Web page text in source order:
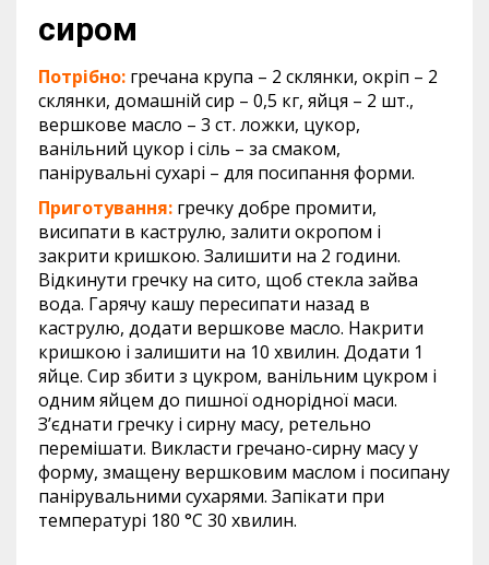
сиром
Потрібно: гречана крупа – 2 склянки, окріп – 2
склянки, домашній сир – 0,5 кг, яйця – 2 шт.,
вершкове масло – 3 ст. ложки, цукор,
ванільний цукор і сіль – за смаком,
панірувальні сухарі – для посипання форми.
Приготування: гречку добре промити,
висипати в каструлю, залити окропом і
закрити кришкою. Залишити на 2 години.
Відкинути гречку на сито, щоб стекла зайва
вода. Гарячу кашу пересипати назад в
каструлю, додати вершкове масло. Накрити
кришкою і залишити на 10 хвилин. Додати 1
яйце. Сир збити з цукром, ванільним цукром і
одним яйцем до пишної однорідної маси.
З’єднати гречку і сирну масу, ретельно
перемішати. Викласти гречано-сирну масу у
форму, змащену вершковим маслом і посипану
панірувальними сухарями. Запікати при
температурі 180 °C 30 хвилин.